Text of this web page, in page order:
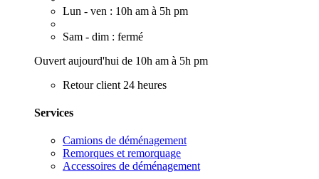
Lun - ven : 10h am à 5h pm
Sam - dim : fermé
Ouvert aujourd'hui de 10h am à 5h pm
Retour client 24 heures
Services
Camions de déménagement
Remorques et remorquage
Accessoires de déménagement